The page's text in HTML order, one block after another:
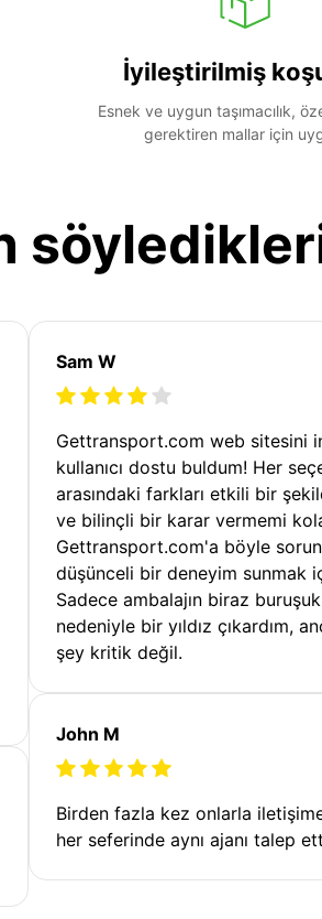
İyileştirilmiş
Esnek ve uygun taşımacılık,
gerektiren mallar için
Sam W
Gettransport.com web sitesini
kullanıcı dostu buldum! Her
arasındaki farkları etkili bir
ve bilinçli bir karar vermemi
Gettransport.com'a böyle
düşünceli bir deneyim sunmak
Sadece ambalajın biraz buruşuk
nedeniyle bir yıldız çıkardım,
şey kritik değil.
John M
Birden fazla kez onlarla
her seferinde aynı ajanı talep